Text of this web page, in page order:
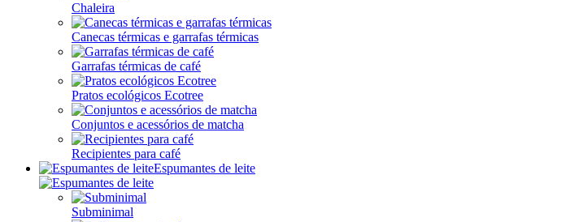
Chaleira
Canecas térmicas e garrafas térmicas
Garrafas térmicas de café
Pratos ecológicos Ecotree
Conjuntos e acessórios de matcha
Recipientes para café
Espumantes de leite
Subminimal